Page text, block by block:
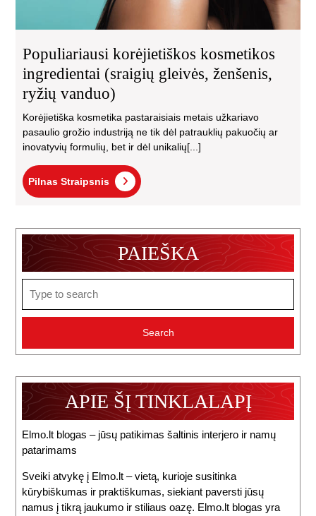
Populiariausi korėjietiškos kosmetikos
ingredientai (sraigių gleivės, ženšenis,
ryžių vanduo)
Korėjietiška kosmetika pastaraisiais metais užkariavo
pasaulio grožio industriją ne tik dėl patrauklių pakuočių ar
inovatyvių formulių, bet ir dėl unikalių[...]
Pilnas Straipsnis
Pilnas
Straipsnis
PAIEŠKA
for:
APIE ŠĮ TINKLALAPĮ
Elmo.lt blogas – jūsų patikimas šaltinis interjero ir namų
patarimams
Sveiki atvykę į Elmo.lt – vietą, kurioje susitinka
kūrybiškumas ir praktiškumas, siekiant paversti jūsų
namus į tikrą jaukumo ir stiliaus oazę. Elmo.lt blogas yra